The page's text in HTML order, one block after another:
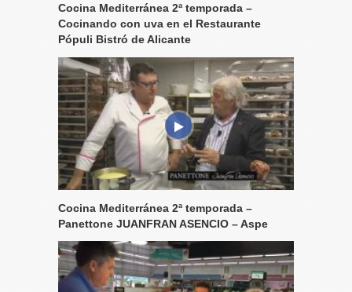
Cocina Mediterránea 2ª temporada –
Cocinando con uva en el Restaurante
Pópuli Bistró de Alicante
Cocina Mediterránea 2ª temporada –
Panettone JUANFRAN ASENCIO – Aspe